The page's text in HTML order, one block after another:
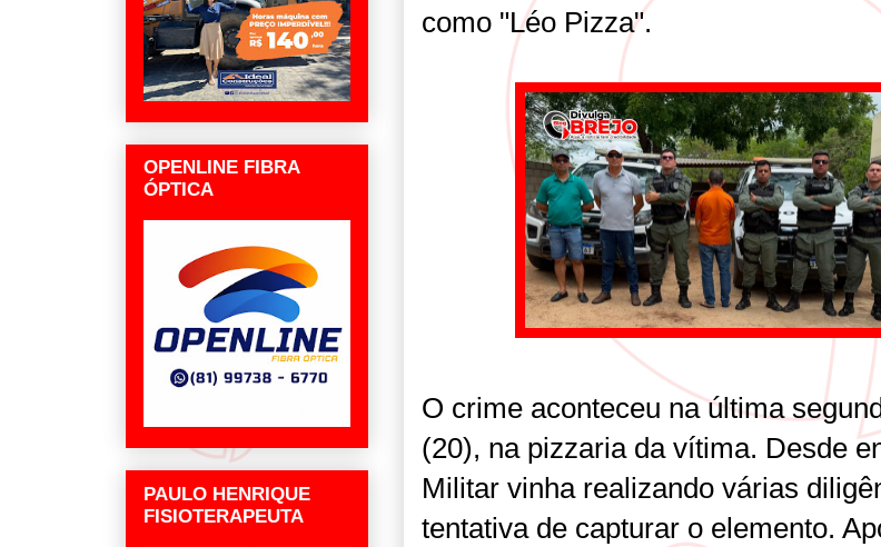
como "Léo Pizza".
O crime aconteceu na última
(20), na pizzaria da vítima. Desde
Militar vinha realizando várias
tentativa de capturar o elemento.
OPENLINE FIBRA
ÓPTICA
PAULO HENRIQUE
FISIOTERAPEUTA